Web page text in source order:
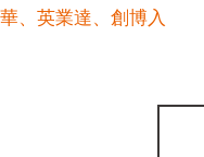
、英業達、創博入